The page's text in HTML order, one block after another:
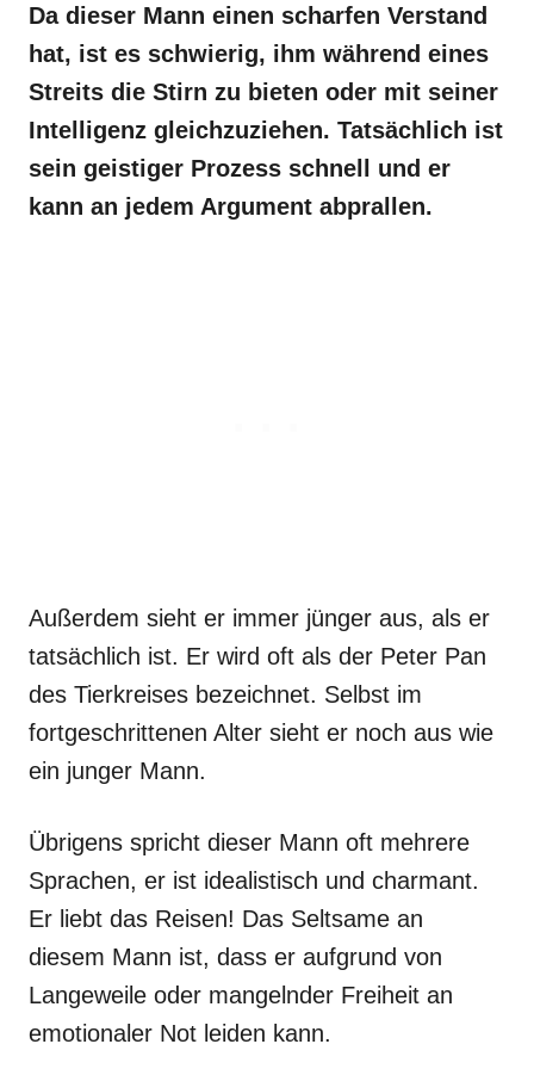
Da dieser Mann einen scharfen Verstand
hat, ist es schwierig, ihm während eines
Streits die Stirn zu bieten oder mit seiner
Intelligenz gleichzuziehen. Tatsächlich ist
sein geistiger Prozess schnell und er
kann an jedem Argument abprallen.
Außerdem sieht er immer jünger aus, als er
tatsächlich ist. Er wird oft als der Peter Pan
des Tierkreises bezeichnet. Selbst im
fortgeschrittenen Alter sieht er noch aus wie
ein junger Mann.
Übrigens spricht dieser Mann oft mehrere
Sprachen, er ist idealistisch und charmant.
Er liebt das Reisen! Das Seltsame an
diesem Mann ist, dass er aufgrund von
Langeweile oder mangelnder Freiheit an
emotionaler Not leiden kann.